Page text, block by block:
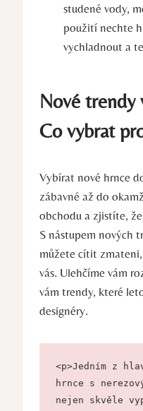
studené vody,
použití nechte
vychladnout a
Nové trendy
Co vybrat
Vybírat nové hrnce
zábavné až do
obchodu a zjistíte,
S nástupem nových
můžete cítit
vás. Ulehčíme vám
vám trendy, které
designéry.
<p>Jedním z
hrnce s
nejen skvěle